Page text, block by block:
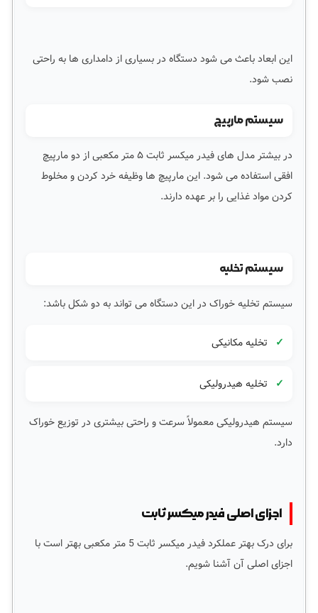
این ابعاد باعث می شود دستگاه در بسیاری از دامداری ها به راحتی
نصب شود.
سیستم مارپیچ
در بیشتر مدل های فیدر میکسر ثابت ۵ متر مکعبی از دو مارپیچ
افقی استفاده می شود. این مارپیچ ها وظیفه خرد کردن و مخلوط
کردن مواد غذایی را بر عهده دارند.
سیستم تخلیه
سیستم تخلیه خوراک در این دستگاه می تواند به دو شکل باشد:
تخلیه مکانیکی
تخلیه هیدرولیکی
سیستم هیدرولیکی معمولاً سرعت و راحتی بیشتری در توزیع خوراک
دارد.
اجزای اصلی فیدر میکسر ثابت
برای درک بهتر عملکرد فیدر میکسر ثابت 5 متر مکعبی بهتر است با
اجزای اصلی آن آشنا شویم.